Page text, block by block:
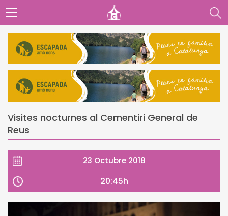
Visites nocturnes al Cementiri General de
Reus
23 Octubre 2018
20:45h